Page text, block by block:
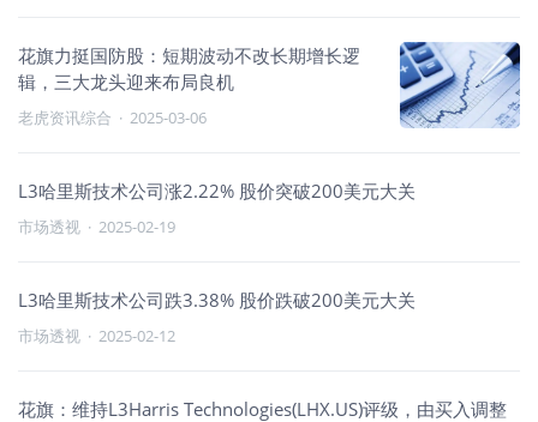
花旗力挺国防股：短期波动不改长期增长逻
辑，三大龙头迎来布局良机
老虎资讯综合 · 2025-03-06
L3哈里斯技术公司涨2.22% 股价突破200美元大关
市场透视 · 2025-02-19
L3哈里斯技术公司跌3.38% 股价跌破200美元大关
市场透视 · 2025-02-12
花旗：维持L3Harris Technologies(LHX.US)评级，由买入调整